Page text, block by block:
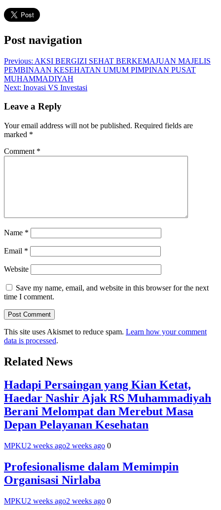
Post navigation
Previous: AKSI BERGIZI SEHAT BERKEMAJUAN MAJELIS
PEMBINAAN KESEHATAN UMUM PIMPINAN PUSAT
MUHAMMADIYAH
Next: Inovasi VS Investasi
Leave a Reply
Your email address will not be published. Required fields are
marked *
Comment *
Name *
Email *
Website
Save my name, email, and website in this browser for the next
time I comment.
This site uses Akismet to reduce spam. Learn how your comment
data is processed.
Related News
Hadapi Persaingan yang Kian Ketat,
Haedar Nashir Ajak RS Muhammadiyah
Berani Melompat dan Merebut Masa
Depan Pelayanan Kesehatan
MPKU2 weeks ago2 weeks ago 0
Profesionalisme dalam Memimpin
Organisasi Nirlaba
MPKU2 weeks ago2 weeks ago 0